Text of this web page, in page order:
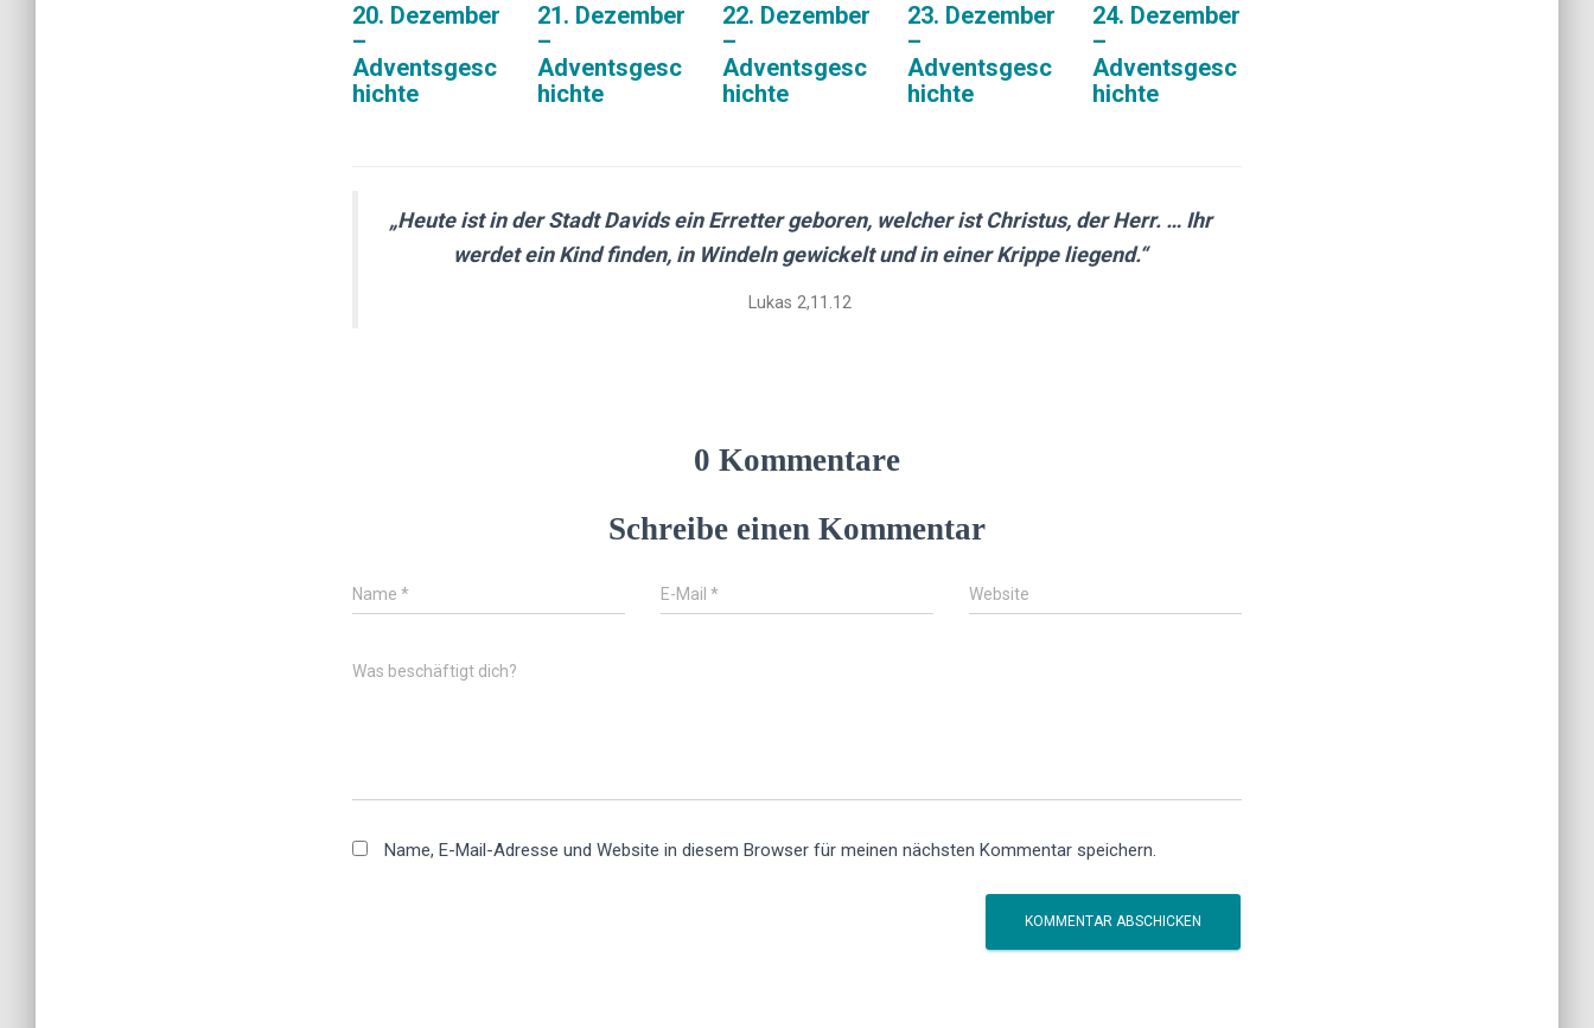
20. Dezember
–
Adventsgesc
hichte
21. Dezember
–
Adventsgesc
hichte
22. Dezember
–
Adventsgesc
hichte
23. Dezember
–
Adventsgesc
hichte
24. Dezember
–
Adventsgesc
hichte
„Heute ist in der Stadt Davids ein Erretter geboren, welcher ist Christus, der Herr. … Ihr
werdet ein Kind finden, in Windeln gewickelt und in einer Krippe liegend.“
Lukas 2,11.12
0 Kommentare
Schreibe einen Kommentar
Name * E-Mail * Website
Was beschäftigt dich?
Name, E-Mail-Adresse und Website in diesem Browser für meinen nächsten Kommentar speichern.